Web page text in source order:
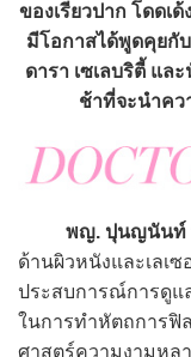
ของเรียวปาก โดดเ
มีโอกาสได้พูดคุยกั
ดารา เซเลบริตี้ แล
ช้าที่จะนำค
พญ. ปุนญนันท์
ด้านผิวหนังและเลเซ
ประสบการณ์การดูแ
ในการทำหัตถการฟิ
ศาสตร์ความงามหล